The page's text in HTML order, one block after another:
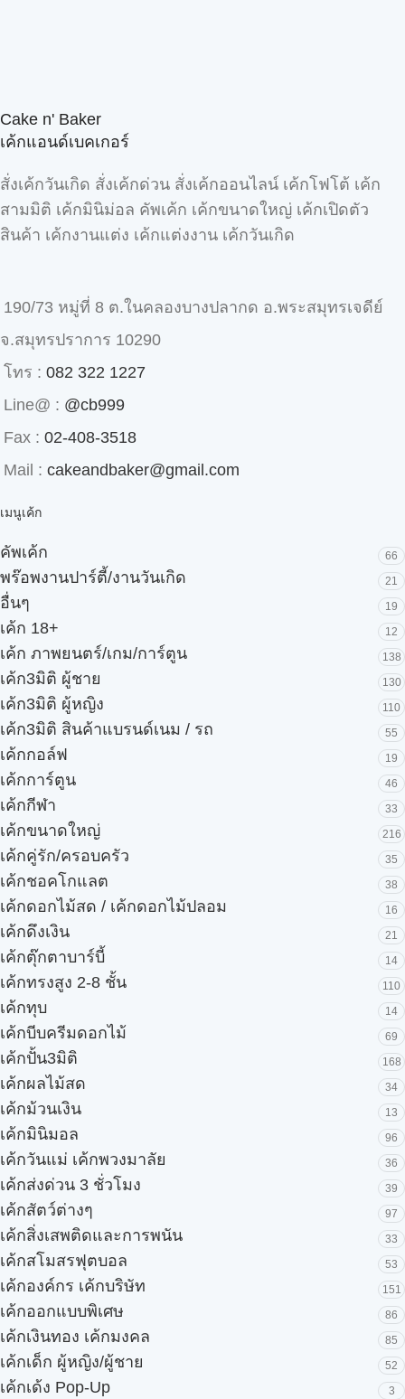
Cake n' Baker
เค้กแอนด์เบคเกอร์
สั่งเค้กวันเกิด สั่งเค้กด่วน สั่งเค้กออนไลน์ เค้กโฟโต้ เค้ก
สามมิติ เค้กมินิม่อล คัพเค้ก เค้กขนาดใหญ่ เค้กเปิดตัว
สินค้า เค้กงานแต่ง เค้กแต่งงาน เค้กวันเกิด
190/73 หมู่ที่ 8 ต.ในคลองบางปลากด อ.พระสมุทรเจดีย์
จ.สมุทรปราการ 10290
โทร : 082 322 1227
Line@ : @cb999
Fax : 02-408-3518
Mail : cakeandbaker@gmail.com
เมนูเค้ก
คัพเค้ก 66
พร๊อพงานปาร์ตี้/งานวันเกิด 21
อื่นๆ 19
เค้ก 18+ 12
เค้ก ภาพยนตร์/เกม/การ์ตูน 138
เค้ก3มิติ ผู้ชาย 130
เค้ก3มิติ ผู้หญิง 110
เค้ก3มิติ สินค้าแบรนด์เนม / รถ 55
เค้กกอล์ฟ 19
เค้กการ์ตูน 46
เค้กกีฬา 33
เค้กขนาดใหญ่ 216
เค้กคู่รัก/ครอบครัว 35
เค้กชอคโกแลต 38
เค้กดอกไม้สด / เค้กดอกไม้ปลอม 16
เค้กดึงเงิน 21
เค้กตุ๊กตาบาร์บี้ 14
เค้กทรงสูง 2-8 ชั้น 110
เค้กทุบ 14
เค้กบีบครีมดอกไม้ 69
เค้กปั้น3มิติ 168
เค้กผลไม้สด 34
เค้กม้วนเงิน 13
เค้กมินิมอล 96
เค้กวันแม่ เค้กพวงมาลัย 36
เค้กส่งด่วน 3 ชั่วโมง 39
เค้กสัตว์ต่างๆ 97
เค้กสิ่งเสพติดและการพนัน 33
เค้กสโมสรฟุตบอล 53
เค้กองค์กร เค้กบริษัท 151
เค้กออกแบบพิเศษ 86
เค้กเงินทอง เค้กมงคล 85
เค้กเด็ก ผู้หญิง/ผู้ชาย 52
เค้กเด้ง Pop-Up 3